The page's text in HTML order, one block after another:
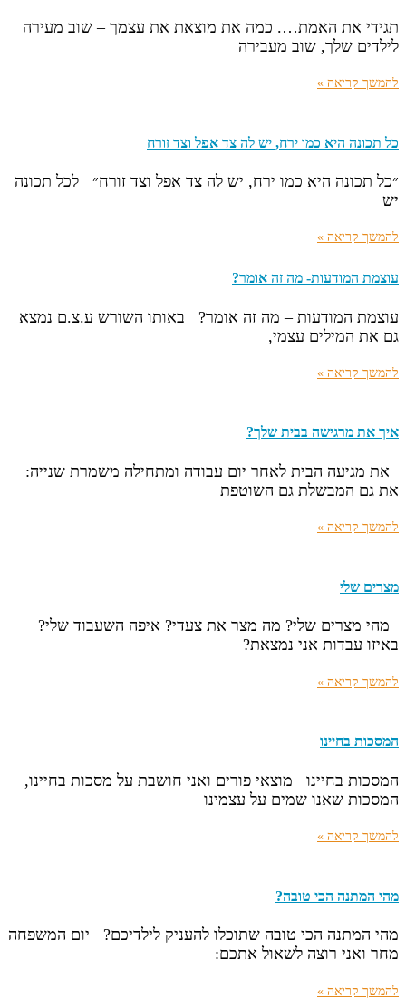
תגידי את האמת…. כמה את מוצאת את עצמך – שוב מעירה
לילדים שלך, שוב מעבירה
להמשך קריאה »
כל תכונה היא כמו ירח, יש לה צד אפל וצד זורח
״כל תכונה היא כמו ירח, יש לה צד אפל וצד זורח״ לכל תכונה
יש
להמשך קריאה »
עוצמת המודעות- מה זה אומר?
עוצמת המודעות – מה זה אומר? באותו השורש ע.צ.ם נמצא
גם את המילים עצמי,
להמשך קריאה »
איך את מרגישה בבית שלך?
את מגיעה הבית לאחר יום עבודה ומתחילה משמרת שנייה:
את גם המבשלת גם השוטפת
להמשך קריאה »
מצרים שלי
מהי מצרים שלי? מה מצר את צעדי? איפה השעבוד שלי?
באיזו עבדות אני נמצאת?
להמשך קריאה »
המסכות בחיינו
המסכות בחיינו מוצאי פורים ואני חושבת על מסכות בחיינו,
המסכות שאנו שמים על עצמינו
להמשך קריאה »
מהי המתנה הכי טובה?
מהי המתנה הכי טובה שתוכלו להעניק לילדיכם? יום המשפחה
מחר ואני רוצה לשאול אתכם:
להמשך קריאה »